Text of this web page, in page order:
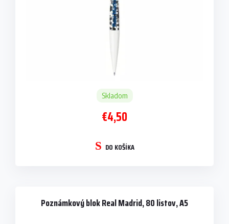
Skladom
€4,50
DO KOŠÍKA
Poznámkový blok Real Madrid, 80 listov, A5